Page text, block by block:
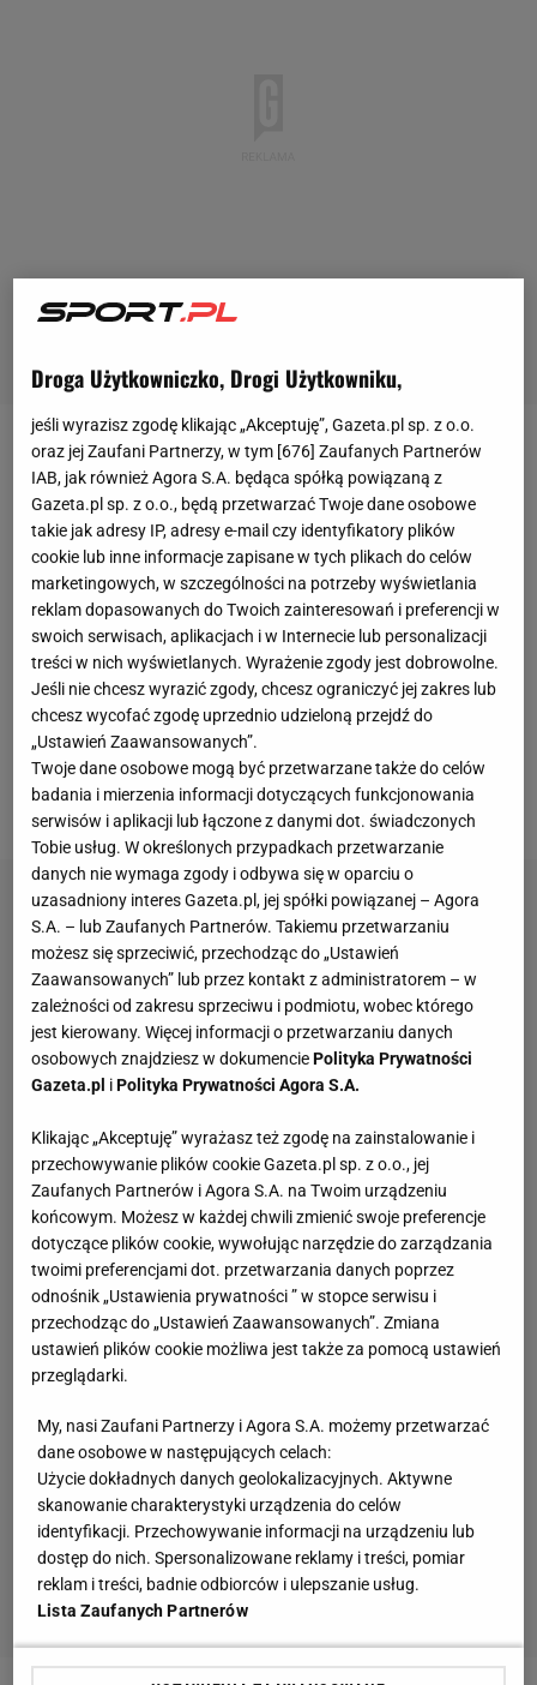
Chociaż w pierwszej połowie czwartkowego
spotkania Espanyol postawił Barcelonie zacięty opór,
to w drugiej za sprawą Lamine'a Yamala goście
doprowadzili do zwycięstwa i przypieczętowali
mistrzostwo Hiszpanii. Genialny nastolatek najpierw
w 53 minucie zdobył bramkę na 1:0. Później
doprowadził do osłabienia gospodarzy, gdyż
Leandro Cabrera za faul na nim otrzymał czerwoną
kartkę. Na dodatek w doliczonym czasie gry
obsłużył podaniem Fermina Lopeza, który ustalił
wynik meczu na 2:0 dla Barcelony.
Droga Użytkowniczko, Drogi Użytkowniku,
jeśli wyrazisz zgodę klikając „Akceptuję”, Gazeta.pl sp. z o.o.
oraz jej Zaufani Partnerzy, w tym [676] Zaufanych Partnerów
IAB, jak również Agora S.A. będąca spółką powiązaną z
Gazeta.pl sp. z o.o., będą przetwarzać Twoje dane osobowe
takie jak adresy IP, adresy e-mail czy identyfikatory plików
cookie lub inne informacje zapisane w tych plikach do celów
marketingowych, w szczególności na potrzeby wyświetlania
reklam dopasowanych do Twoich zainteresowań i preferencji w
swoich serwisach, aplikacjach i w Internecie lub personalizacji
treści w nich wyświetlanych. Wyrażenie zgody jest dobrowolne.
Jeśli nie chcesz wyrazić zgody, chcesz ograniczyć jej zakres lub
chcesz wycofać zgodę uprzednio udzieloną przejdź do
„Ustawień Zaawansowanych”.
Twoje dane osobowe mogą być przetwarzane także do celów
badania i mierzenia informacji dotyczących funkcjonowania
serwisów i aplikacji lub łączone z danymi dot. świadczonych
Tobie usług. W określonych przypadkach przetwarzanie
danych nie wymaga zgody i odbywa się w oparciu o
uzasadniony interes Gazeta.pl, jej spółki powiązanej – Agora
S.A. – lub Zaufanych Partnerów. Takiemu przetwarzaniu
możesz się sprzeciwić, przechodząc do „Ustawień
Zaawansowanych” lub przez kontakt z administratorem – w
zależności od zakresu sprzeciwu i podmiotu, wobec którego
jest kierowany. Więcej informacji o przetwarzaniu danych
osobowych znajdziesz w dokumenciePolityka Prywatności
Gazeta.pl iPolityka Prywatności Agora S.A.
Klikając „Akceptuję” wyrażasz też zgodę na zainstalowanie i
przechowywanie plików cookie Gazeta.pl sp. z o.o., jej
Zaufanych Partnerów i Agora S.A. na Twoim urządzeniu
końcowym. Możesz w każdej chwili zmienić swoje preferencje
dotyczące plików cookie, wywołując narzędzie do zarządzania
twoimi preferencjami dot. przetwarzania danych poprzez
odnośnik „Ustawienia prywatności ” w stopce serwisu i
przechodząc do „Ustawień Zaawansowanych”. Zmiana
ustawień plików cookie możliwa jest także za pomocą ustawień
przeglądarki.
My, nasi Zaufani Partnerzy i Agora S.A. możemy przetwarzać
dane osobowe w następujących celach:
Użycie dokładnych danych geolokalizacyjnych. Aktywne
skanowanie charakterystyki urządzenia do celów
identyfikacji. Przechowywanie informacji na urządzeniu lub
dostęp do nich. Spersonalizowane reklamy i treści, pomiar
reklam i treści, badnie odbiorców i ulepszanie usług.
Lista Zaufanych Partnerów